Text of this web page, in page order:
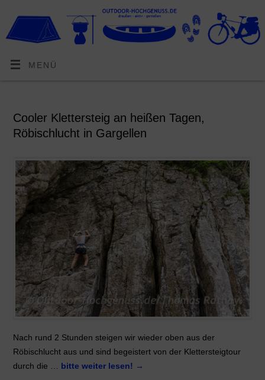
MENÜ
Cooler Klettersteig an heißen Tagen,
Röbischlucht in Gargellen
Nach rund 2 Stunden steigen wir wieder oben aus der
Röbischlucht aus und sind begeistert von der Klettersteigtour
durch die … bitte weiter lesen! →